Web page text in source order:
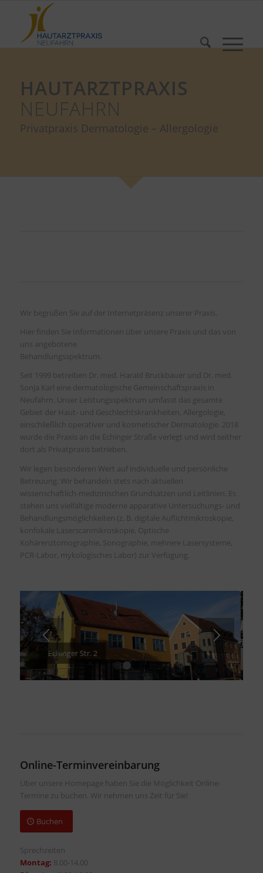
HAUTARZTPRAXIS
NEUFAHRN
Privatpraxis Dermatologie – Allergologie
Wir begrüßen Sie auf der Internetpräsenz unserer Praxis.
Hier finden Sie Informationen über unsere Praxis und das von
uns angebotene
Behandlungsspektrum.
Seit 1999 betreiben Dr. med. Harald Bruckbauer und Dr. med.
Sonja Karl eine dermatologische Gemeinschaftspraxis in
Neufahrn. Unser Leistungsspektrum umfasst das gesamte
Gebiet der Haut- und Geschlechtskrankheiten, Allergologie,
einschließlich operativer und kosmetischer Dermatologie. 2018
wurde die Praxis an die Echinger Straße verlegt und wird seither
dort als Privatpraxis betrieben.
Wir legen besonderen Wert auf individuelle und persönliche
Betreuung. Wir behandeln stets nach aktuellen
wissenschaftlich-medizinischen Grundsätzen und Leitlinien. Es
stehen uns vielfältige moderne apparative Untersuchungs- und
Behandlungsmöglichkeiten (z. B. digitale Auflichtmikroskopie,
konfokale Laserscanmikroskopie, Optische
Kohärenztomographie, Sonographie, mehrere Lasersysteme,
PCR-Labor, mykologisches Labor) zur Verfügung.
Echinger Str. 2
1
Online-Terminvereinbarung
Über unsere Homepage haben Sie die Möglichkeit Online-
Termine zu buchen. Wir nehmen uns Zeit für Sie!
Buchen
Sprechzeiten
Montag: 8.00-14.00